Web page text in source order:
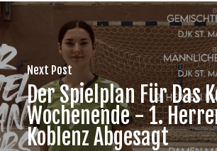
Next Post
Der Spielplan Für Das
Wochenende - 1.
Koblenz Abgesagt